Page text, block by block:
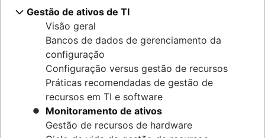
Práticas recomendadas para a criação de
uma central de atendimento
Métricas e relatórios de TI
SLAs: o que são, sua importância, utilização
Por que a resolução no primeiro contato é
importante
Central de atendimento x help desk x ITSM
Como executar o suporte de TI da maneira
DevOps
Gestão de ativos de TI
Visão geral
Bancos de dados de gerenciamento da
configuração
Configuração versus gestão de recursos
Práticas recomendadas de gestão de
recursos em TI e software
Monitoramento de ativos
Gestão de recursos de hardware